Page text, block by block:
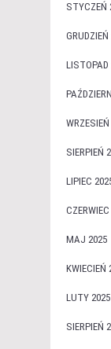
STYCZEŃ
LISTOPAD
SIERPIEŃ
LIPIEC
MAJ 2025
KWIECIEŃ
LUTY 2025
SIERPIEŃ